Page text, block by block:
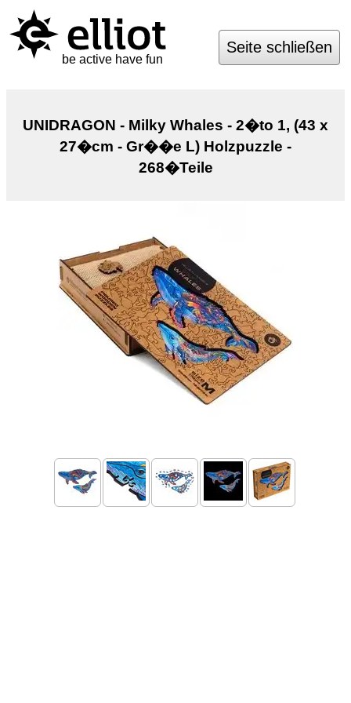
be active have fun
Seite schließen
UNIDRAGON - Milky Whales - 2�to 1, (43 x
27�cm - Gr��e L) Holzpuzzle -
268�Teile